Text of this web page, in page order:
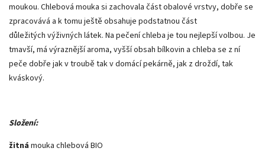
moukou. Chlebová mouka si zachovala část obalové vrstvy, dobře se
zpracovává a k tomu ještě obsahuje podstatnou část
důležitých výživných látek. Na pečení chleba je tou nejlepší volbou. Je
tmavší, má výraznější aroma, vyšší obsah bílkovin a chleba se z ní
peče dobře jak v troubě tak v domácí pekárně, jak z droždí, tak
kváskový.
Složení:
žitná mouka chlebová BIO